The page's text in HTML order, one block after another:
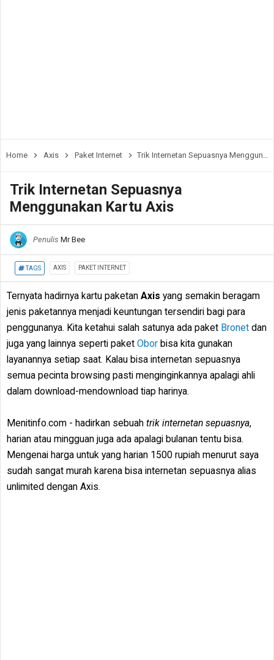
Home Axis Paket Internet Trik Internetan Sepuasnya Menggunakan Kartu Axis
Trik Internetan Sepuasnya
Menggunakan Kartu Axis
Penulis Mr Bee
TAGS AXIS PAKET INTERNET
Ternyata hadirnya kartu paketan Axis yang semakin beragam
jenis paketannya menjadi keuntungan tersendiri bagi para
penggunanya. Kita ketahui salah satunya ada paket Bronet dan
juga yang lainnya seperti paket Obor bisa kita gunakan
layanannya setiap saat. Kalau bisa internetan sepuasnya
semua pecinta browsing pasti menginginkannya apalagi ahli
dalam download-mendownload tiap harinya.
Menitinfo.com - hadirkan sebuah trik internetan sepuasnya,
harian atau mingguan juga ada apalagi bulanan tentu bisa.
Mengenai harga untuk yang harian 1500 rupiah menurut saya
sudah sangat murah karena bisa internetan sepuasnya alias
unlimited dengan Axis.